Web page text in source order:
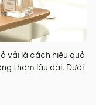
vải là cách hiệu quả
thơm lâu dài. Dưới